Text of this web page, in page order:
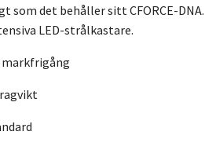
som det behåller sitt CFORCE-DNA.
LED-strålkastare.
markfrigång